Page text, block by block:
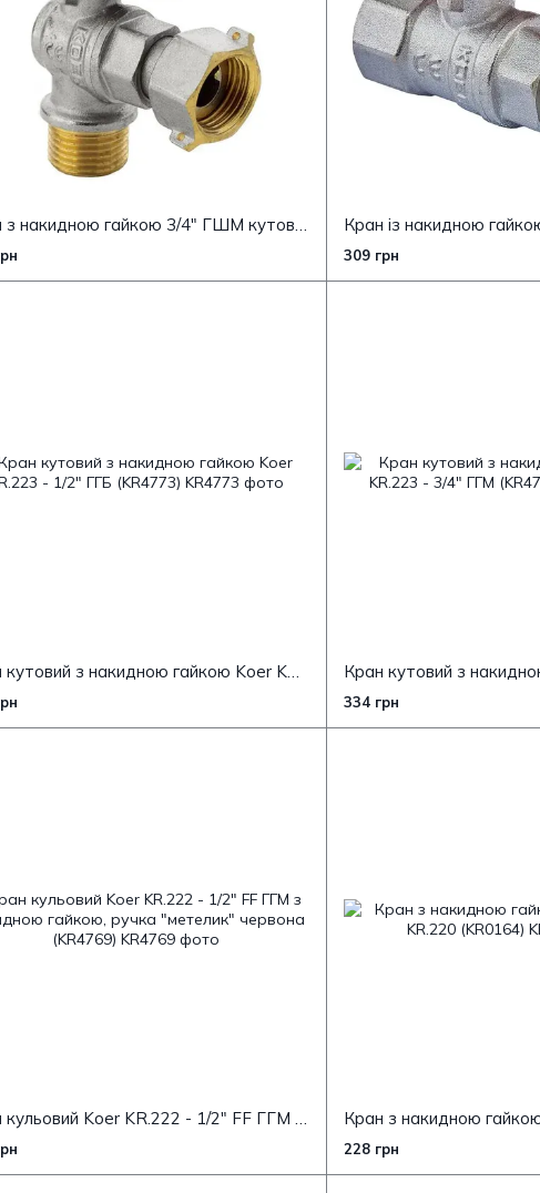
Кран з накидною гайкою 3/4" ГШМ кутовий Koer KR.221 (KR0171)
309 грн
Кран кутовий з накидною гайкою Koer KR.223 - 1/2" ГГБ (KR4773)
334 грн
Кран кульовий Koer KR.222 - 1/2" FF ГГМ з накидною гайкою, ручка "метелик" червона (KR4769)
228 грн